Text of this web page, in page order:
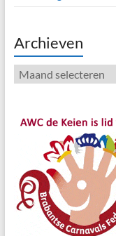
Archieven
Archieven